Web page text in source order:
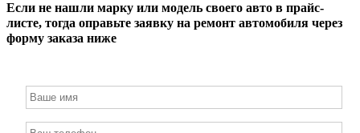
Если не нашли марку или модель своего авто в прайс-
листе, тогда оправьте заявку на ремонт автомобиля через
форму заказа ниже